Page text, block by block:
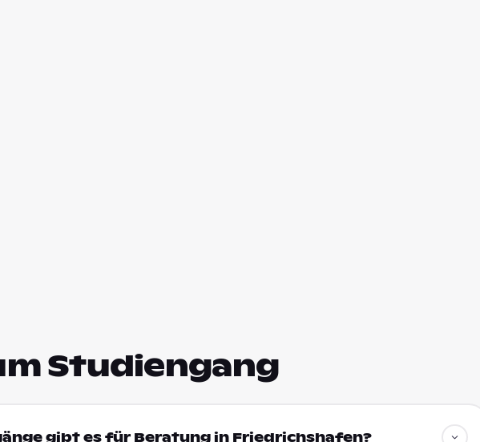
Studiengang
gibt es für Beratung in Friedrichshafen?